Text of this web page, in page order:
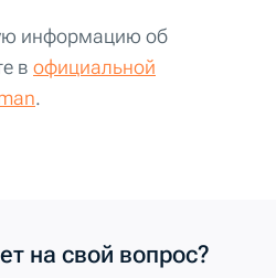
информацию об
в официальной
.
на свой вопрос?